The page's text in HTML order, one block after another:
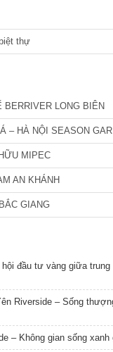
thự
BERRIVER LONG BIÊN
– HÀ NỘI SEASON
MIPEC
AN KHÁNH
GIANG
đầu tư vàng giữa trung
Riverside – Sống
– Không gian sống